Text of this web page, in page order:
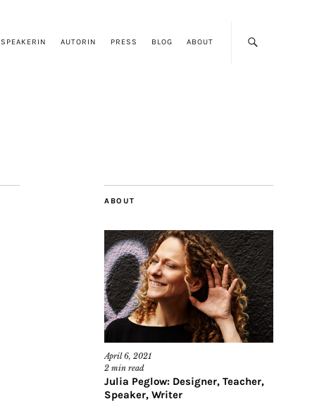
SPEAKERIN AUTORIN PRESS BLOG ABOUT
ABOUT
April 6, 2021
2 min read
Julia Peglow: Designer, Teacher,
Speaker, Writer